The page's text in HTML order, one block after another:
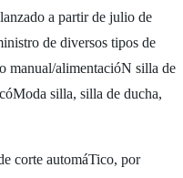
a partir de julio de
de diversos tipos de
manual/alimentacióN silla de
silla, silla de ducha,
corte automáTico, por